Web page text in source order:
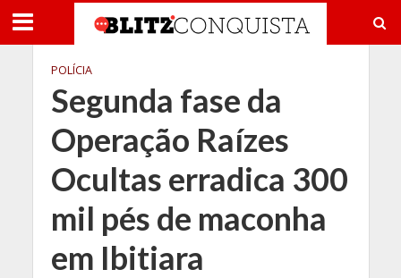
POLÍCIA
Segunda fase da
Operação Raízes
Ocultas erradica 300
mil pés de maconha
em Ibitiara